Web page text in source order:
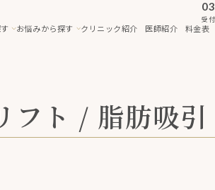
受
お悩みから探す クリニック紹介 医師紹介 料金表
フト / 脂肪吸引